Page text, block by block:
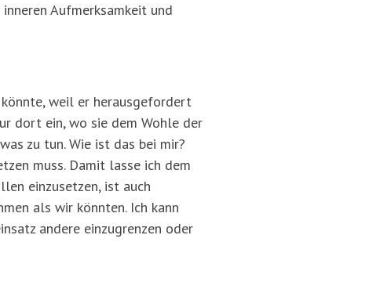
Aufmerksamkeit und
weil er herausgefordert
dort ein, wo sie dem Wohle der
zu tun. Wie ist das bei mir?
muss. Damit lasse ich dem
einzusetzen, ist auch
als wir könnten. Ich kann
andere einzugrenzen oder